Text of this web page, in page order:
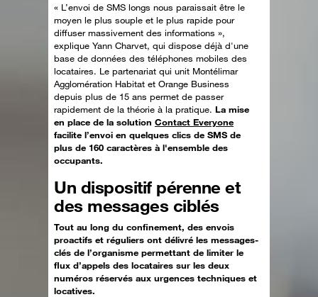
« L’envoi de SMS longs nous paraissait être le
moyen le plus souple et le plus rapide pour
diffuser massivement des informations »,
explique Yann Charvet, qui dispose déjà d'une
base de données des téléphones mobiles des
locataires. Le partenariat qui unit Montélimar
Agglomération Habitat et Orange Business
depuis plus de 15 ans permet de passer
rapidement de la théorie à la pratique. La mise
en place de la solution Contact Everyone
facilite l’envoi en quelques clics de SMS de
plus de 160 caractères à l'ensemble des
occupants.
Un dispositif pérenne et
des messages ciblés
Tout au long du confinement, des envois
proactifs et réguliers ont délivré les messages-
clés de l’organisme permettant de limiter le
flux d’appels des locataires sur les deux
numéros réservés aux urgences techniques et
locatives.